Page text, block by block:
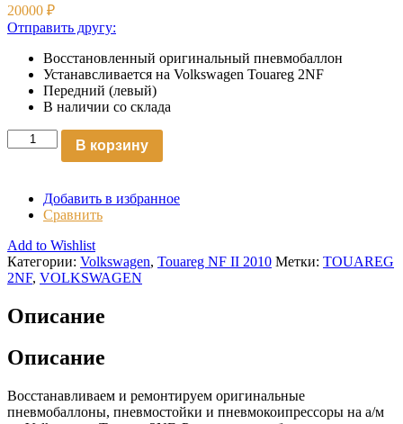
20000 ₽
Отправить другу:
Восстановленный оригинальный пневмобаллон
Устанавсливается на Volkswagen Touareg 2NF
Передний (левый)
В наличии со склада
В корзину
Добавить в избранное
Сравнить
Add to Wishlist
Категории: Volkswagen, Touareg NF II 2010 Метки: TOUAREG
2NF, VOLKSWAGEN
Описание
Описание
Восстанавливаем и ремонтируем оригинальные
пневмобаллоны, пневмостойки и пневмокоипрессоры на а/м